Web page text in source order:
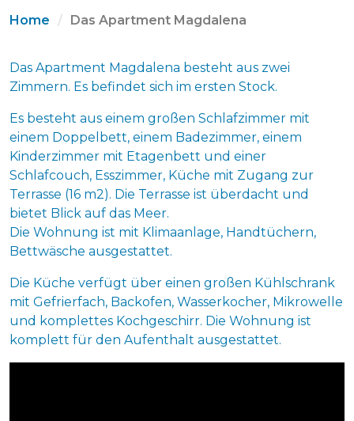
Home Das Apartment Magdalena
Das Apartment Magdalena besteht aus zwei
Zimmern. Es befindet sich im ersten Stock.
Es besteht aus einem großen Schlafzimmer mit
einem Doppelbett, einem Badezimmer, einem
Kinderzimmer mit Etagenbett und einer
Schlafcouch, Esszimmer, Küche mit Zugang zur
Terrasse (16 m2). Die Terrasse ist überdacht und
bietet Blick auf das Meer.
Die Wohnung ist mit Klimaanlage, Handtüchern,
Bettwäsche ausgestattet.
Die Küche verfügt über einen großen Kühlschrank
mit Gefrierfach, Backofen, Wasserkocher, Mikrowelle
und komplettes Kochgeschirr. Die Wohnung ist
komplett für den Aufenthalt ausgestattet.